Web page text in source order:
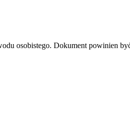
osobistego. Dokument powinien